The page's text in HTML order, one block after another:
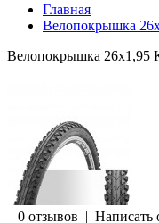
Главная
Велопокрышка
Велопокрышка 26х1,95
0 отзывов | Написать